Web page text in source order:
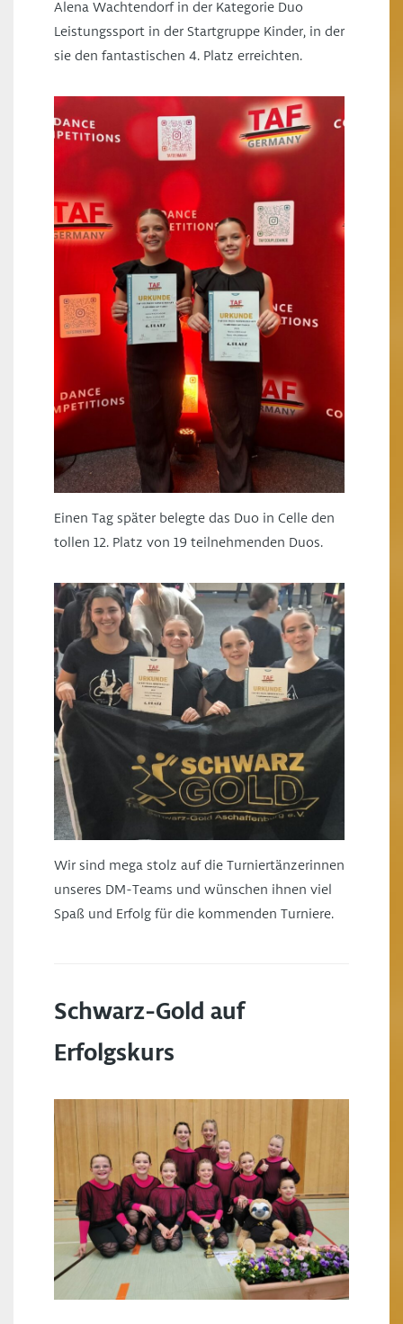
Alena Wachtendorf in der Kategorie Duo
Leistungssport in der Startgruppe Kinder, in der
sie den fantastischen 4. Platz erreichten.
Einen Tag später belegte das Duo in Celle den
tollen 12. Platz von 19 teilnehmenden Duos.
Wir sind mega stolz auf die Turniertänzerinnen
unseres DM-Teams und wünschen ihnen viel
Spaß und Erfolg für die kommenden Turniere.
Schwarz-Gold auf
Erfolgskurs